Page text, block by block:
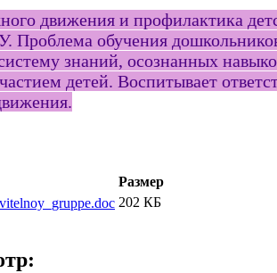
движения и профилактика
Проблема обучения
знаний, осознанных
детей. Воспитывает
Размер
202 КБ